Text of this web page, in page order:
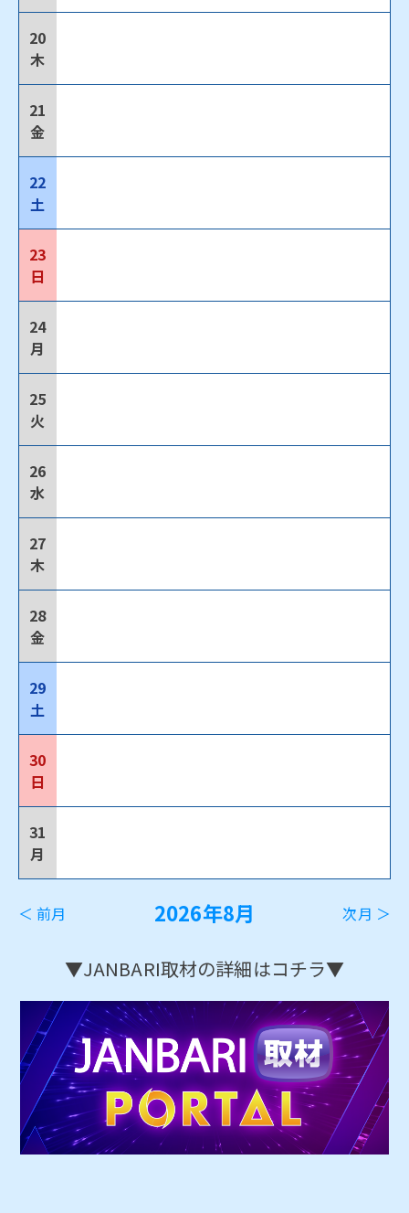
20
木
21
金
22
土
23
日
24
月
25
火
26
水
27
木
28
金
29
土
30
日
31
月
＜ 前月 2026年8月 次月 ＞
▼JANBARI取材の詳細はコチラ▼